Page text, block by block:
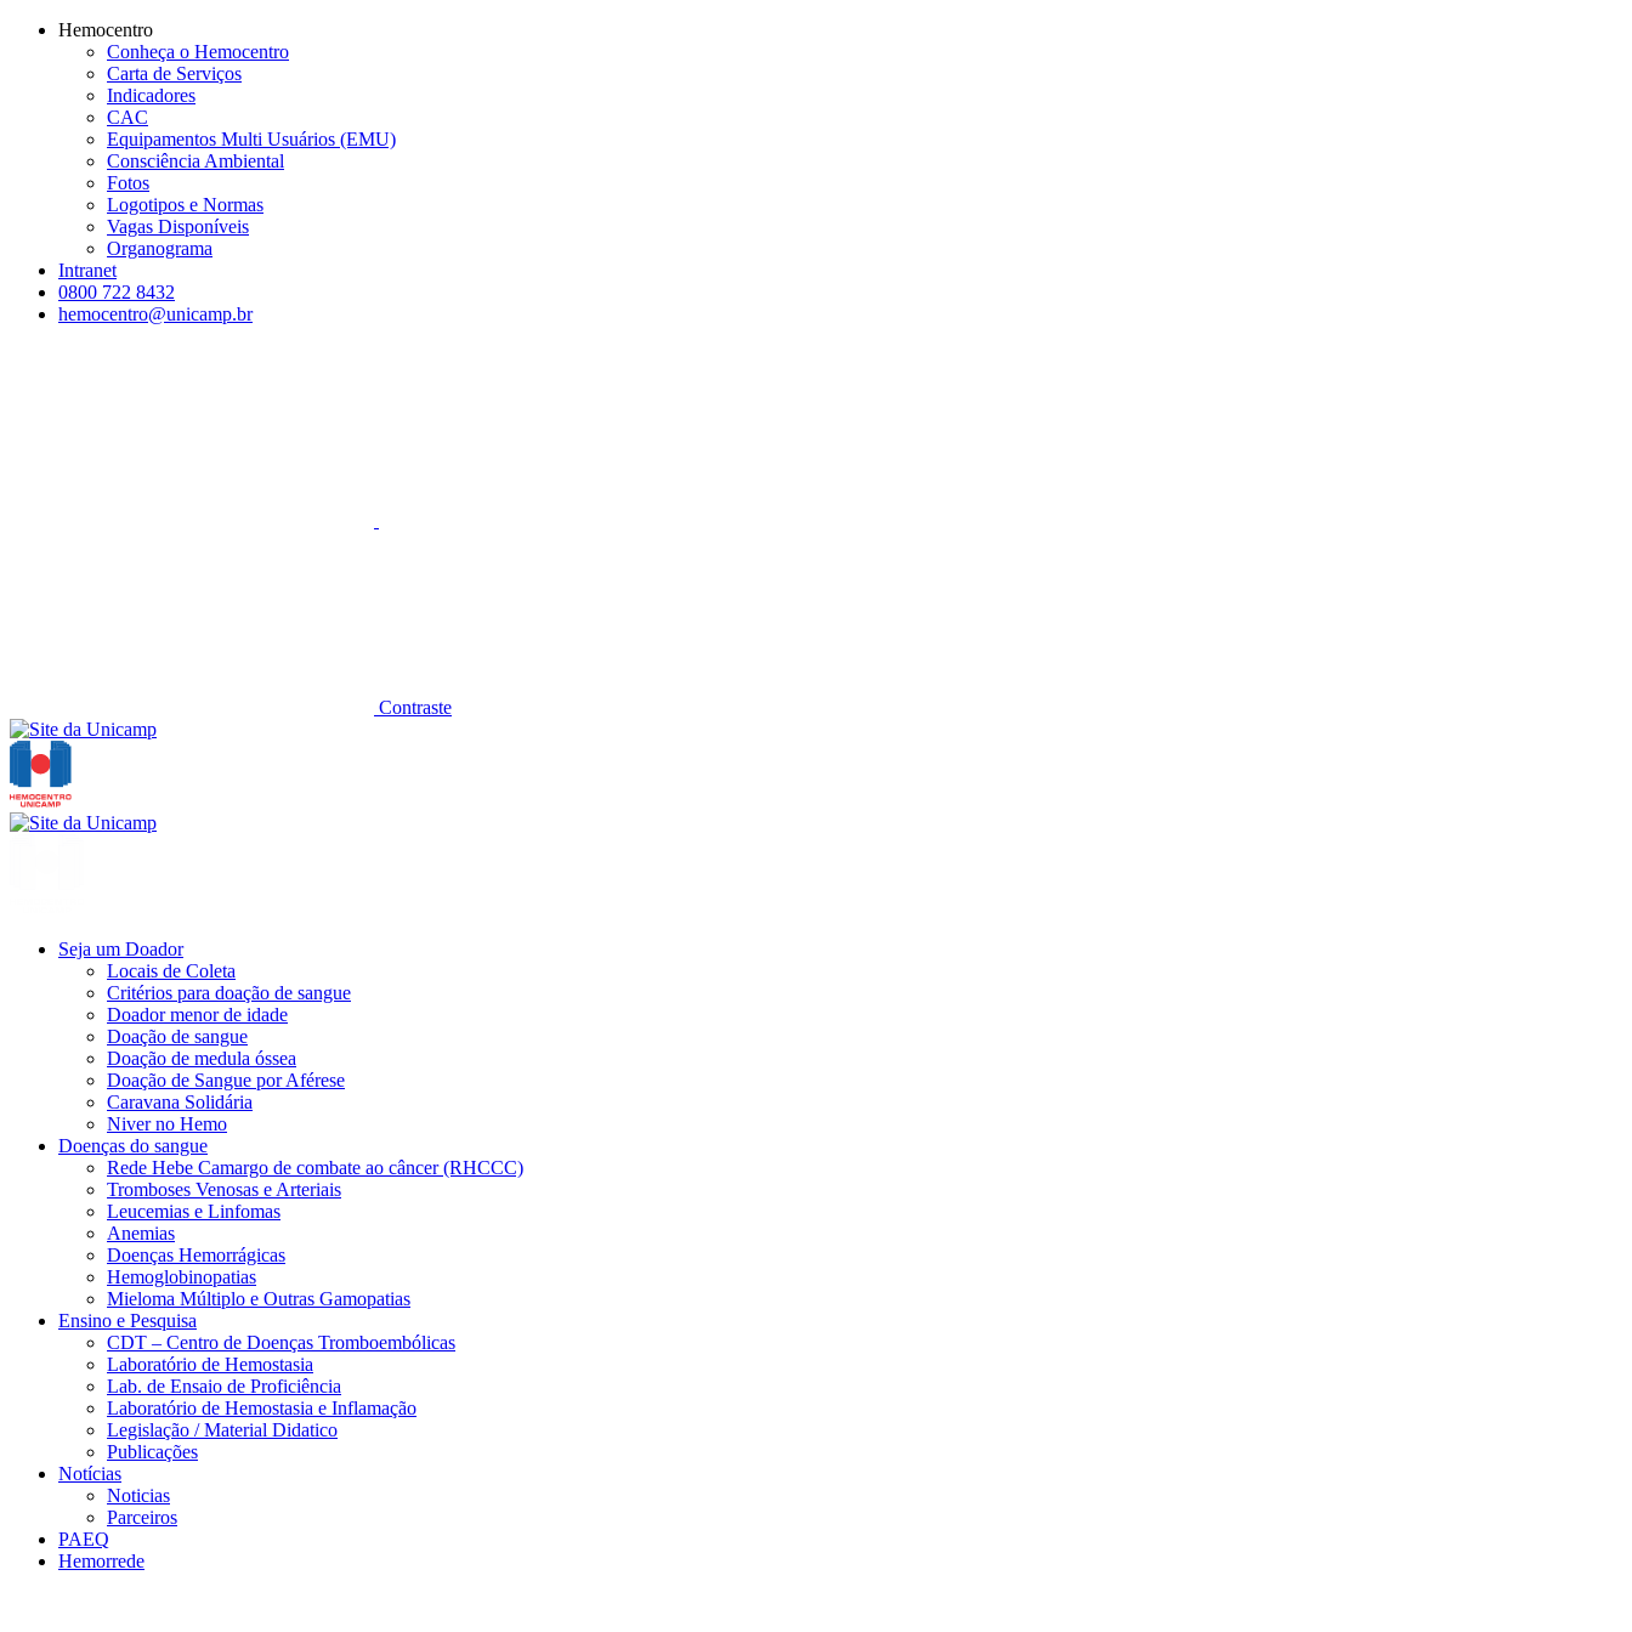
Conteúdo principal
Hemocentro
Conheça o Hemocentro
Carta de Serviços
Indicadores
CAC
Equipamentos Multi Usuários (EMU)
Consciência Ambiental
Fotos
Logotipos e Normas
Vagas Disponíveis
Organograma
Intranet
0800 722 8432
hemocentro@unicamp.br
Contraste
Seja um Doador
Locais de Coleta
Critérios para doação de sangue
Doador menor de idade
Doação de sangue
Doação de medula óssea
Doação de Sangue por Aférese
Caravana Solidária
Niver no Hemo
Doenças do sangue
Rede Hebe Camargo de combate ao câncer (RHCCC)
Tromboses Venosas e Arteriais
Leucemias e Linfomas
Anemias
Doenças Hemorrágicas
Hemoglobinopatias
Mieloma Múltiplo e Outras Gamopatias
Ensino e Pesquisa
CDT – Centro de Doenças Tromboembólicas
Laboratório de Hemostasia
Lab. de Ensaio de Proficiência
Laboratório de Hemostasia e Inflamação
Legislação / Material Didatico
Publicações
Notícias
Noticias
Parceiros
PAEQ
Hemorrede